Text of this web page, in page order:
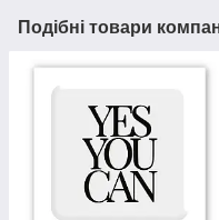
Подібні товари